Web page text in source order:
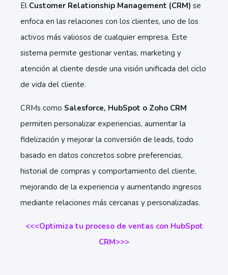
El Customer Relationship Management (CRM) se
enfoca en las relaciones con los clientes, uno de los
activos más valiosos de cualquier empresa. Este
sistema permite gestionar ventas, marketing y
atención al cliente desde una visión unificada del ciclo
de vida del cliente.
CRMs como Salesforce, HubSpot o Zoho CRM
permiten personalizar experiencias, aumentar la
fidelización y mejorar la conversión de leads, todo
basado en datos concretos sobre preferencias,
historial de compras y comportamiento del cliente,
mejorando de la experiencia y aumentando ingresos
mediante relaciones más cercanas y personalizadas.
<<<Optimiza tu proceso de ventas con HubSpot
CRM>>>